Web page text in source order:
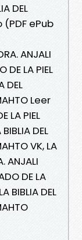
DEL
(PDF ePub
ANJALI
DE LA PIEL
DEL
Leer
LA PIEL
DEL
VK, LA
ANJALI
DE LA
BIBLIA DEL